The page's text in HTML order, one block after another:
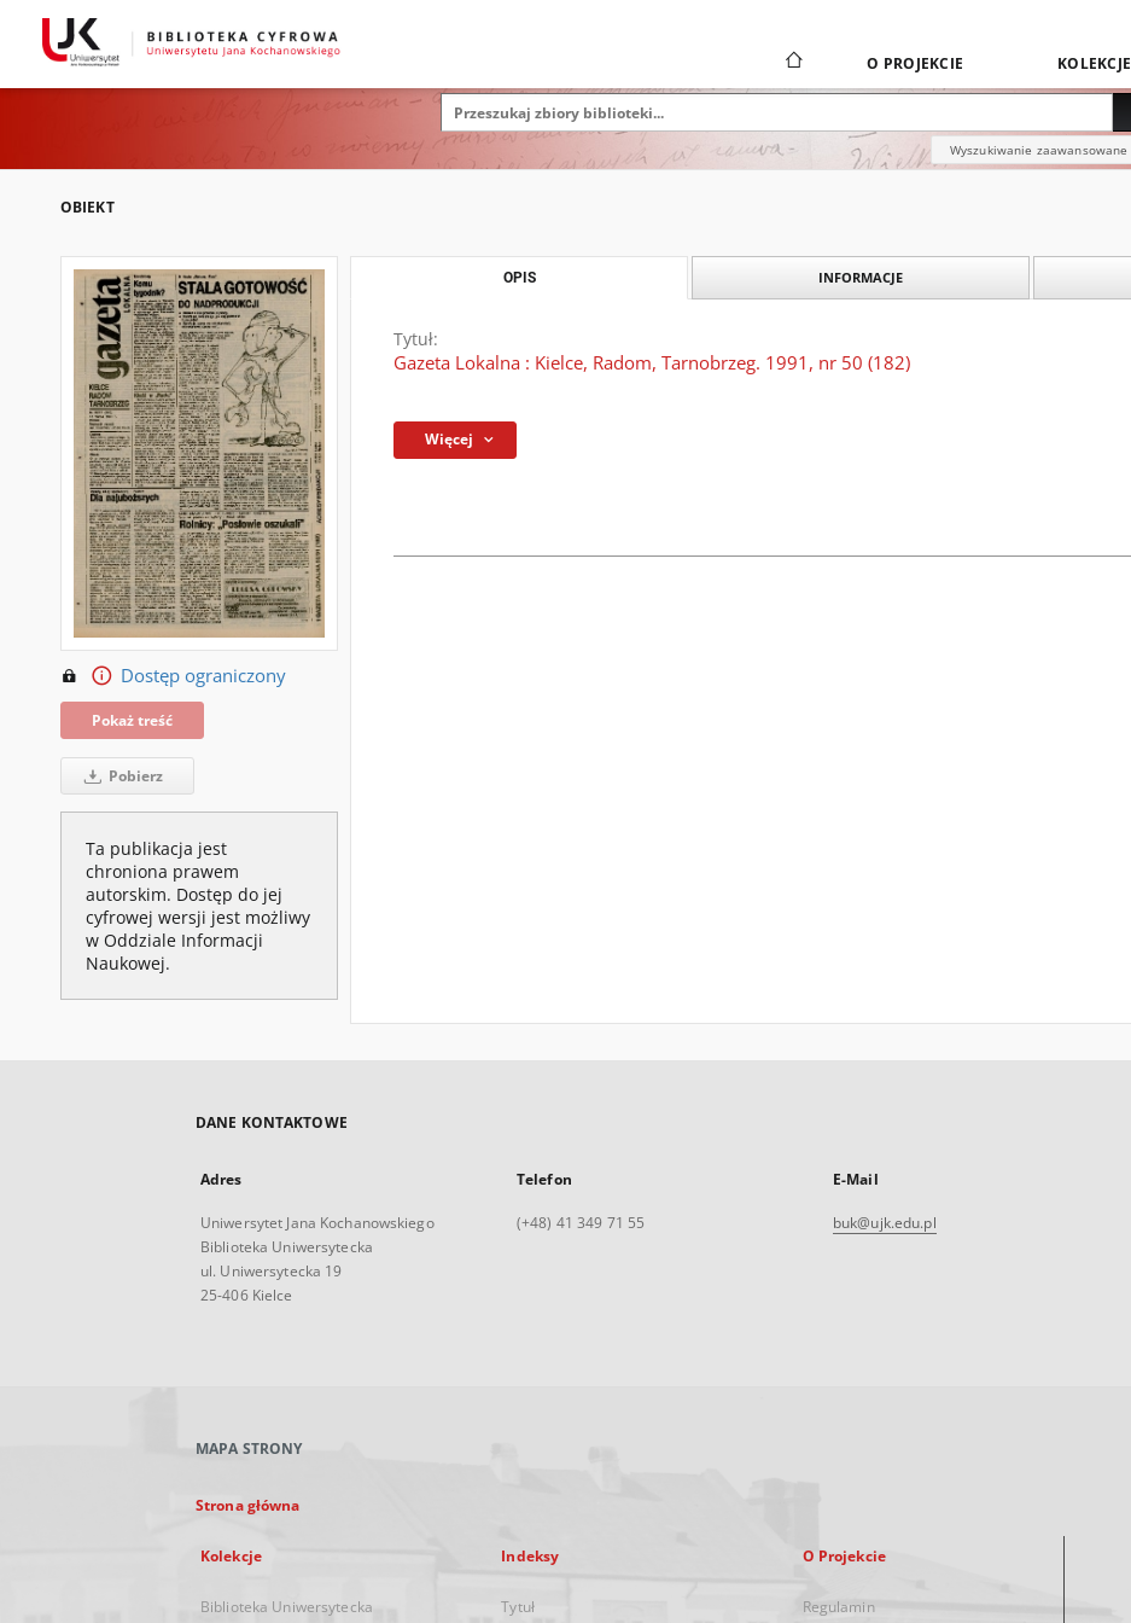
O PROJEKCIE KOLEKCJE
Wyszukiwanie zaawansowane
OBIEKT
Dostęp ograniczony
Pokaż treść
Pobierz
Ta publikacja jest
chroniona prawem
autorskim. Dostęp do jej
cyfrowej wersji jest możliwy
w Oddziale Informacji
Naukowej.
OPIS INFORMACJE
Tytuł:
Gazeta Lokalna : Kielce, Radom, Tarnobrzeg. 1991, nr 50 (182)
Więcej
DANE KONTAKTOWE
Adres
Uniwersytet Jana Kochanowskiego
Biblioteka Uniwersytecka
ul. Uniwersytecka 19
25-406 Kielce
Telefon
(+48) 41 349 71 55
E-Mail
buk@ujk.edu.pl
MAPA STRONY
Strona główna
Kolekcje
Biblioteka Uniwersytecka
Indeksy
Tytuł
O Projekcie
Regulamin